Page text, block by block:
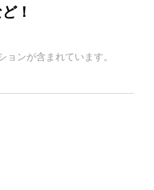
！
ンが含まれています。